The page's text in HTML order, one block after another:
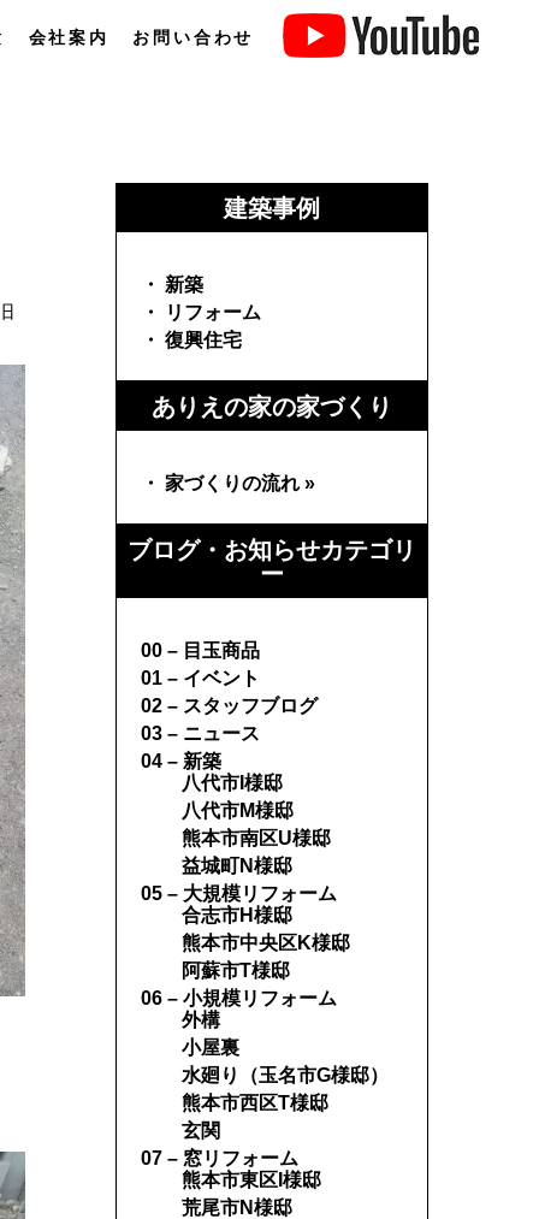
会社案内 お問い合わせ
建築事例
・ 新築
・ リフォーム
・ 復興住宅
ありえの家の家づくり
・ 家づくりの流れ »
ブログ・お知らせカテゴリ
ー
00 – 目玉商品
01 – イベント
02 – スタッフブログ
03 – ニュース
04 – 新築
八代市I様邸
八代市M様邸
熊本市南区U様邸
益城町N様邸
05 – 大規模リフォーム
合志市H様邸
熊本市中央区K様邸
阿蘇市T様邸
06 – 小規模リフォーム
外構
小屋裏
水廻り（玉名市G様邸）
熊本市西区T様邸
玄関
07 – 窓リフォーム
熊本市東区I様邸
荒尾市N様邸